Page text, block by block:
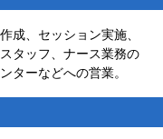
成、セッション実施、
タッフ、ナース業務の
ターなどへの営業。